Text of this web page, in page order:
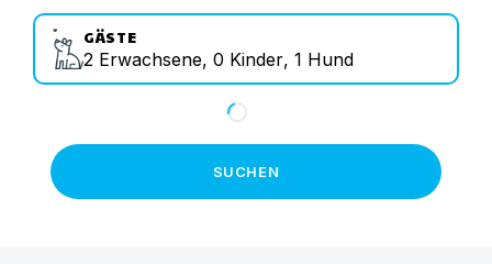
GÄSTE
2 Erwachsene, 0 Kinder, 1 Hund
SUCHEN